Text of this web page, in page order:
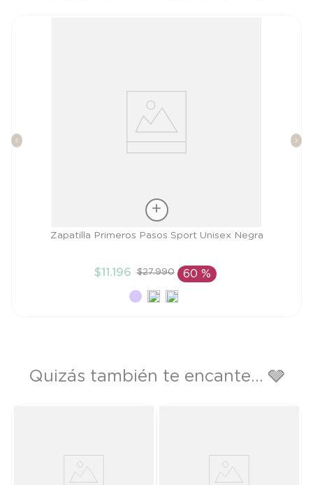
AÑADIR AL CARRITO
Zapatilla Primeros Pasos Sport Unisex Negra
$11 .196 $27.990 60 %
Quizás también te encante... 🩶